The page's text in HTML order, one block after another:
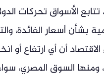
الأسواق تحركات
بشأن أسعار
الاقتصاد أن أي ارتفاع
ومنها السوق المصري،